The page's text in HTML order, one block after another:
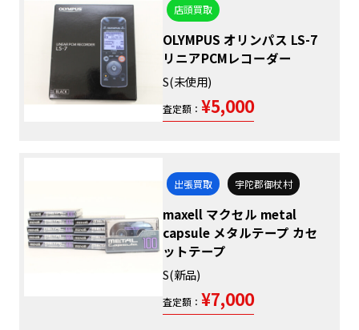
店頭買取
OLYMPUS オリンパス LS-7
リニアPCMレコーダー
S(未使用)
査定額： ¥5,000
出張買取 宇陀郡御杖村
maxell マクセル metal
capsule メタルテープ カセ
ットテープ
S(新品)
査定額： ¥7,000